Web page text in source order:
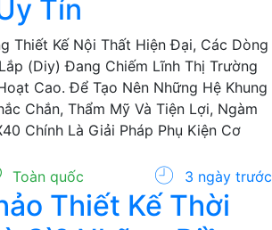
Ghép Âm Dương
Tín
Thiết Kế Nội Thất Hiện Đại, Các Dòng
(Diy) Đang Chiếm Lĩnh Thị Trường
Cao. Để Tạo Nên Những Hệ Khung
Chắn, Thẩm Mỹ Và Tiện Lợi, Ngàm
Chính Là Giải Pháp Phụ Kiện Cơ
Toàn quốc 3 ngày trước